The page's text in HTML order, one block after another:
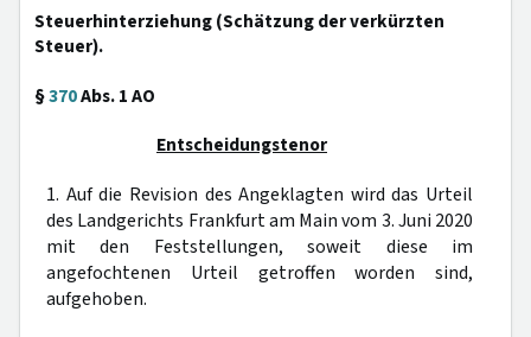
Steuerhinterziehung (Schätzung der verkürzten
Steuer).
§370Abs. 1 AO
Entscheidungstenor
1. Auf die Revision des Angeklagten wird das Urteil
des Landgerichts Frankfurt am Main vom 3. Juni 2020
mit den Feststellungen, soweit diese im
angefochtenen Urteil getroffen worden sind,
aufgehoben.